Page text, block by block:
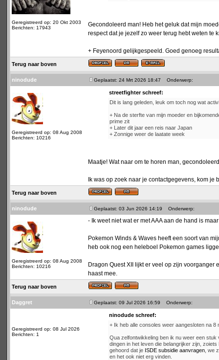
Geregistreerd op: 20 Okt 2003
Berichten: 17943
Gecondoleerd man! Heb het geluk dat mijn
respect dat je jezelf zo weer terug hebt weten te
+ Feyenoord gelijkgespeeld. Goed genoeg
Terug naar boven
ninodude Geplaatst: 24 Mrt 2026 18:47 Onderwerp:
Geregistreerd op: 08 Aug 2008
Berichten: 10216
streetfighter schreef:
Dit is lang geleden, leuk om toch nog wat
+ Na de sterfte van mijn moeder en
prime zit
+ Later dit jaar een reis naar Japan
+ Zonnige weer de laatate week
Maatje! Wat naar om te horen man,
Ik was op zoek naar je contactgegevens, kom
Terug naar boven
ninodude Geplaatst: 03 Jun 2026 14:19 Onderwerp:
Geregistreerd op: 08 Aug 2008
Berichten: 10216
- Ik weet niet wat er met AAA aan de hand is
Pokemon Winds & Waves heeft een soort van
heb ook nog een heleboel Pokemon games
Dragon Quest XII lijkt er veel op zijn
haast mee.
Terug naar boven
Daggret Geplaatst: 09 Jul 2026 16:59 Onderwerp:
Geregistreerd op: 08 Jul 2026
Berichten: 1
ninodude schreef:
+ Ik heb alle consoles weer aangesloten na 8
Qua zelfontwikkeling ben ik nu weer een
dingen in het leven die belangrijker zijn,
gehoord dat je ISDE subsidie aanvragen , we
en het ook niet erg vinden.